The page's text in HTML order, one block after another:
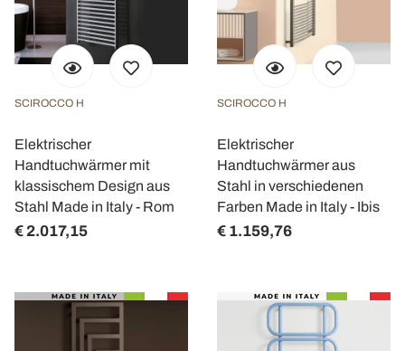
SCIROCCO H
Elektrischer
Handtuchwärmer mit
klassischem Design aus
Stahl Made in Italy - Rom
€ 2.017,15
SCIROCCO H
Elektrischer
Handtuchwärmer aus
Stahl in verschiedenen
Farben Made in Italy - Ibis
€ 1.159,76